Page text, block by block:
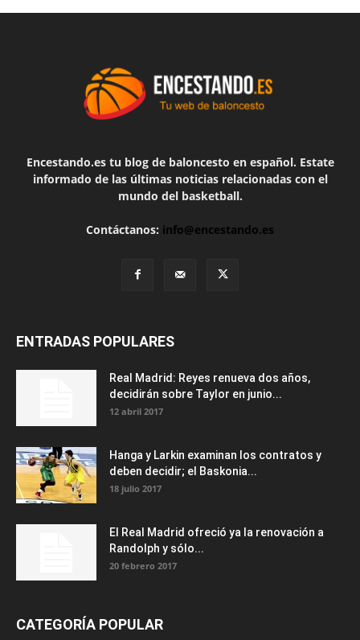
Encestando.es tu blog de baloncesto en español. Estate
informado de las últimas noticias relacionadas con el
mundo del basketball.
Contáctanos: info@encestando.es
ENTRADAS POPULARES
Real Madrid: Reyes renueva dos años,
decidirán sobre Taylor en junio...
12 abril 2017
Hanga y Larkin examinan los contratos y
deben decidir; el Baskonia...
18 julio 2017
El Real Madrid ofreció ya la renovación a
Randolph y sólo...
20 febrero 2017
CATEGORÍA POPULAR